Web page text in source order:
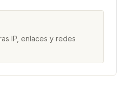
IP, enlaces y redes